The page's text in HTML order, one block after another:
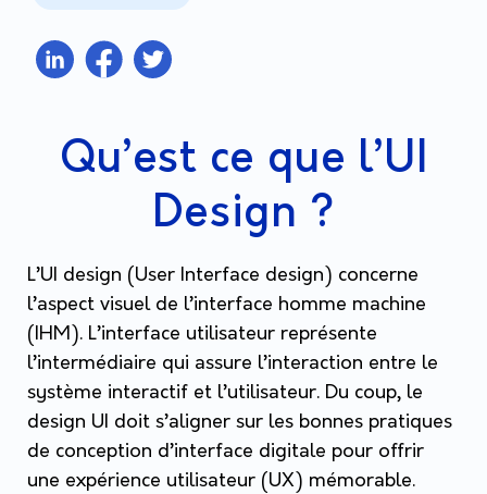
Qu’est ce que l’UI
Design ?
L’UI design (User Interface design) concerne
l’aspect visuel de l’interface homme machine
(IHM). L’interface utilisateur représente
l’intermédiaire qui assure l’interaction entre le
système interactif et l’utilisateur. Du coup, le
design UI doit s’aligner sur les bonnes pratiques
de conception d’interface digitale pour offrir
une expérience utilisateur (UX) mémorable.